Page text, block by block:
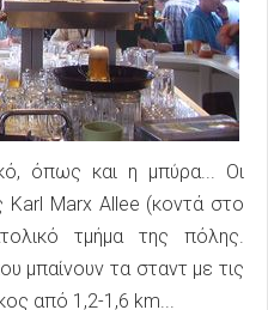
όπως και η μπύρα... Οι
Karl Marx Allee (κοντά στο
τμήμα της πόλης.
μπαίνουν τα σταντ με τις
από 1,2-1,6 km...